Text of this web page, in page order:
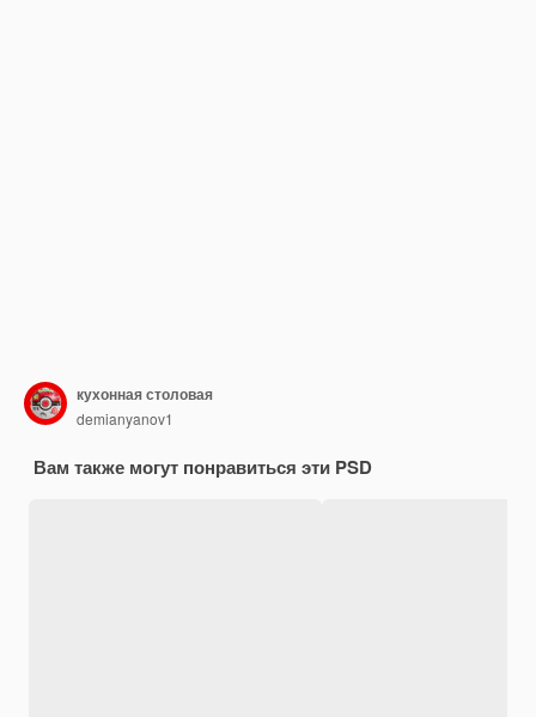
кухонная столовая
demianyanov1
Вам также могут понравиться эти PSD